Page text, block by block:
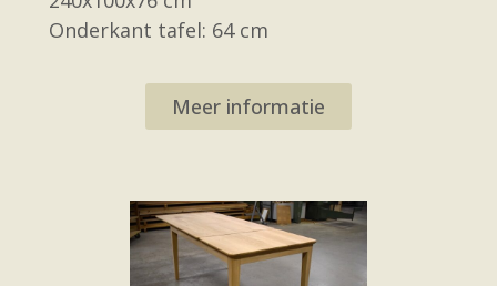
Onderkant tafel: 64 cm
Meer informatie